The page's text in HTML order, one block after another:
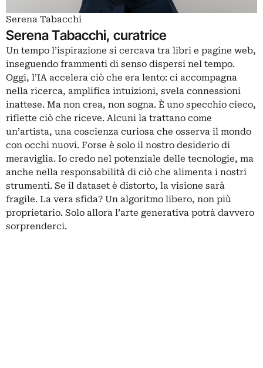
Serena Tabacchi
Serena Tabacchi, curatrice
Un tempo l’ispirazione si cercava tra libri e pagine web,
inseguendo frammenti di senso dispersi nel tempo.
Oggi, l’IA accelera ciò che era lento: ci accompagna
nella ricerca, amplifica intuizioni, svela connessioni
inattese. Ma non crea, non sogna. È uno specchio cieco,
riflette ciò che riceve. Alcuni la trattano come
un’artista, una coscienza curiosa che osserva il mondo
con occhi nuovi. Forse è solo il nostro desiderio di
meraviglia. Io credo nel potenziale delle tecnologie, ma
anche nella responsabilità di ciò che alimenta i nostri
strumenti. Se il dataset è distorto, la visione sarà
fragile. La vera sfida? Un algoritmo libero, non più
proprietario. Solo allora l’arte generativa potrà davvero
sorprenderci.